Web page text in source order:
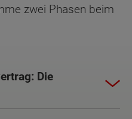
zwei Phasen beim
Die